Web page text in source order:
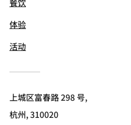
体验
活动
上城区富春路 298 号,
杭州, 310020